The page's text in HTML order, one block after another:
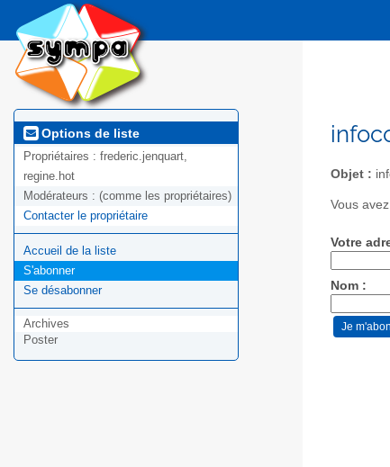
Options de liste
Propriétaires : frederic.jenquart,
regine.hot
Modérateurs : (comme les propriétaires)
Contacter le propriétaire
Accueil de la liste
S'abonner
Se désabonner
Archives
Poster
Objet :
Vous
Votre
Nom :